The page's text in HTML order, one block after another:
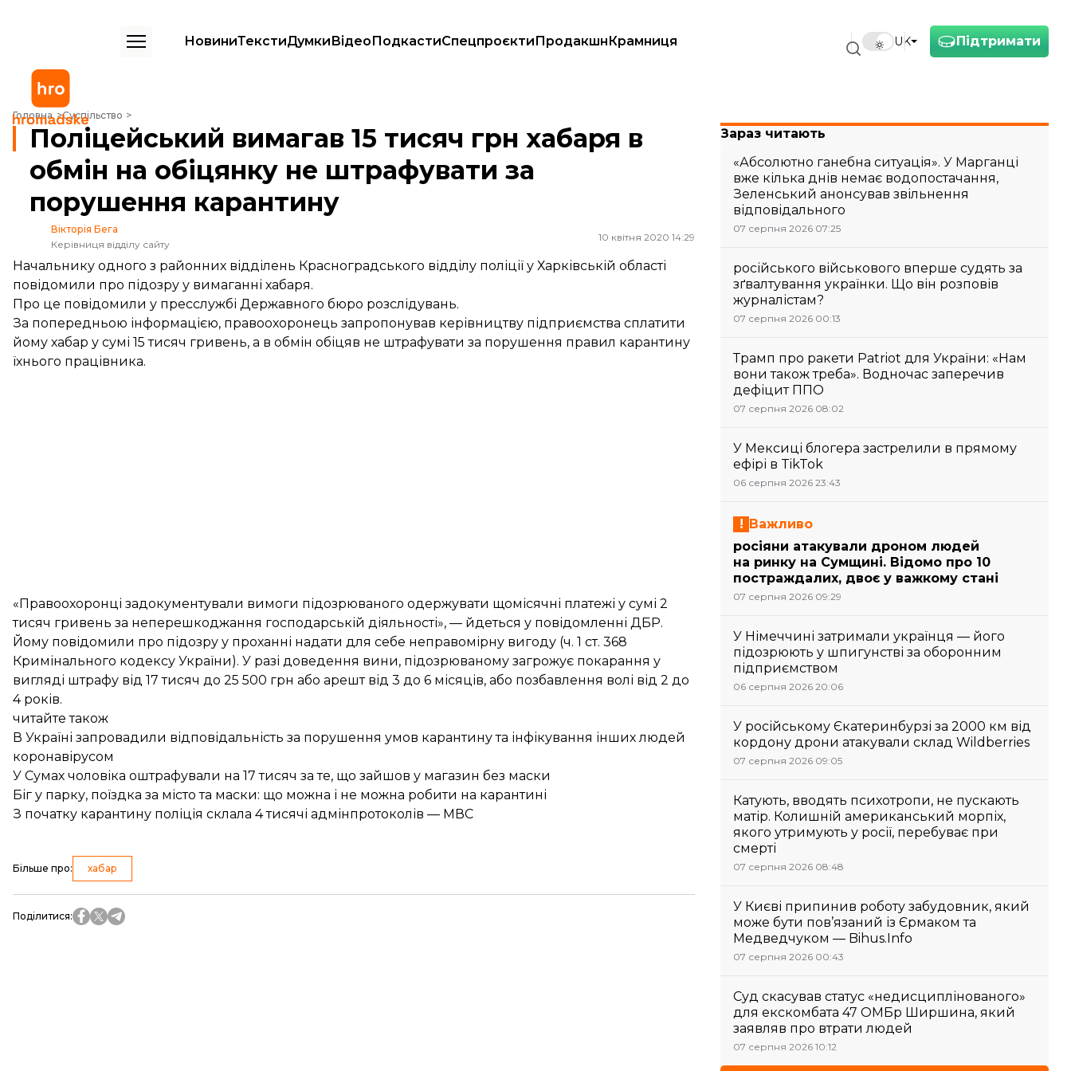
Підтримати
UK
НовиниТекстиДумкиВідеоПодкастиСпецпроєктиПродакшнКрамниця
Головна Суспільство
Поліцейський вимагав 15 тисяч грн хабаря в обмін на обіцянку не штрафувати за порушення карантину
Поліцейський вимагав 15 тисяч грн хабаря в
обмін на обіцянку не штрафувати за
порушення карантину
Вікторія Бега
Керівниця відділу сайту
10 квітня 2020 14:29
Начальнику одного з районних відділень Красноградського відділу поліції у Харківській області
повідомили про підозру у вимаганні хабаря.
Про це повідомили у пресслужбі Державного бюро розслідувань.
За попередньою інформацією, правоохоронець запропонував керівництву підприємства сплатити
йому хабар у сумі 15 тисяч гривень, а в обмін обіцяв не штрафувати за порушення правил карантину
їхнього працівника.
«Правоохоронці задокументували вимоги підозрюваного одержувати щомісячні платежі у сумі 2
тисяч гривень за неперешкоджання господарській діяльності», — йдеться у повідомленні ДБР.
Йому повідомили про підозру у проханні надати для себе неправомірну вигоду (ч. 1 ст. 368
Кримінального кодексу України). У разі доведення вини, підозрюваному загрожує покарання у
вигляді штрафу від 17 тисяч до 25 500 грн або арешт від 3 до 6 місяців, або позбавлення волі від 2 до
4 років.
читайте також
В Україні запровадили відповідальність за порушення умов карантину та інфікування інших людей
коронавірусом
У Сумах чоловіка оштрафували на 17 тисяч за те, що зайшов у магазин без маски
Біг у парку, поїздка за місто та маски: що можна і не можна робити на карантині
З початку карантину поліція склала 4 тисячі адмінпротоколів — МВС
Більше про: хабар
Поділитися:
Зараз читають
«Абсолютно ганебна ситуація». У Марганці
вже кілька днів немає водопостачання,
Зеленський анонсував звільнення
відповідального
07 серпня 2026 07:25
російського військового вперше судять за
зґвалтування українки. Що він розповів
журналістам?
07 серпня 2026 00:13
Трамп про ракети Patriot для України: «Нам
вони також треба». Водночас заперечив
дефіцит ППО
07 серпня 2026 08:02
У Мексиці блогера застрелили в прямому
ефірі в TikTok
06 серпня 2026 23:43
Важливо
росіяни атакували дроном людей
на ринку на Сумщині. Відомо про 10
постраждалих, двоє у важкому стані
07 серпня 2026 09:29
У Німеччині затримали українця — його
підозрюють у шпигунстві за оборонним
підприємством
06 серпня 2026 20:06
У російському Єкатеринбурзі за 2000 км від
кордону дрони атакували склад Wildberries
07 серпня 2026 09:05
Катують, вводять психотропи, не пускають
матір. Колишній американський морпіх,
якого утримують у росії, перебуває при
смерті
07 серпня 2026 08:48
У Києві припинив роботу забудовник, який
може бути пов’язаний із Єрмаком та
Медведчуком — Bihus.Info
07 серпня 2026 00:43
Суд скасував статус «недисциплінованого»
для екскомбата 47 ОМБр Ширшина, який
заявляв про втрати людей
07 серпня 2026 10:12